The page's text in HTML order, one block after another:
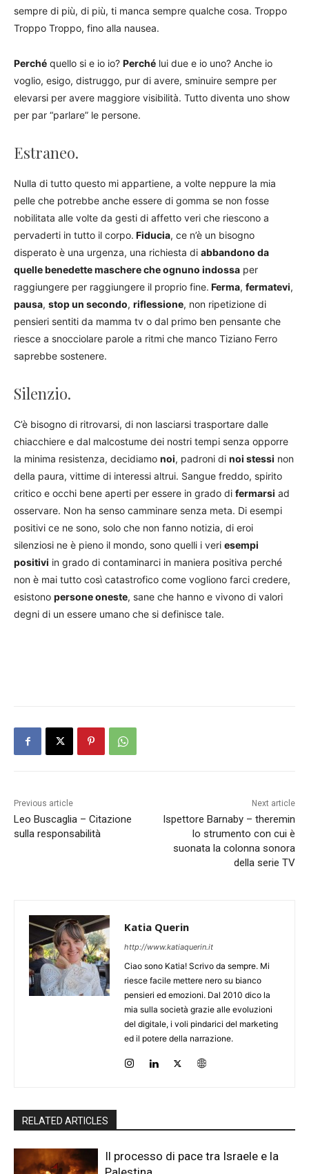
sempre di più, di più, ti manca sempre qualche cosa. Troppo
Troppo Troppo, fino alla nausea.
Perché quello si e io io? Perché lui due e io uno? Anche io
voglio, esigo, distruggo, pur di avere, sminuire sempre per
elevarsi per avere maggiore visibilità. Tutto diventa uno show
per par “parlare” le persone.
Estraneo.
Nulla di tutto questo mi appartiene, a volte neppure la mia
pelle che potrebbe anche essere di gomma se non fosse
nobilitata alle volte da gesti di affetto veri che riescono a
pervaderti in tutto il corpo. Fiducia, ce n’è un bisogno
disperato è una urgenza, una richiesta di abbandono da
quelle benedette maschere che ognuno indossa per
raggiungere per raggiungere il proprio fine. Ferma, fermatevi,
pausa, stop un secondo, riflessione, non ripetizione di
pensieri sentiti da mamma tv o dal primo ben pensante che
riesce a snocciolare parole a ritmi che manco Tiziano Ferro
saprebbe sostenere.
Silenzio.
C’è bisogno di ritrovarsi, di non lasciarsi trasportare dalle
chiacchiere e dal malcostume dei nostri tempi senza opporre
la minima resistenza, decidiamo noi, padroni di noi stessi non
della paura, vittime di interessi altrui. Sangue freddo, spirito
critico e occhi bene aperti per essere in grado di fermarsi ad
osservare. Non ha senso camminare senza meta. Di esempi
positivi ce ne sono, solo che non fanno notizia, di eroi
silenziosi ne è pieno il mondo, sono quelli i veri esempi
positivi in grado di contaminarci in maniera positiva perché
non è mai tutto così catastrofico come vogliono farci credere,
esistono persone oneste, sane che hanno e vivono di valori
degni di un essere umano che si definisce tale.
Previous article
Leo Buscaglia – Citazione
sulla responsabilità
Next article
Ispettore Barnaby – theremin
lo strumento con cui è
suonata la colonna sonora
della serie TV
Katia Querin
http://www.katiaquerin.it
Ciao sono Katia! Scrivo da sempre. Mi
riesce facile mettere nero su bianco
pensieri ed emozioni. Dal 2010 dico la
mia sulla società grazie alle evoluzioni
del digitale, i voli pindarici del marketing
ed il potere della narrazione.
RELATED ARTICLES
Il processo di pace tra Israele e la